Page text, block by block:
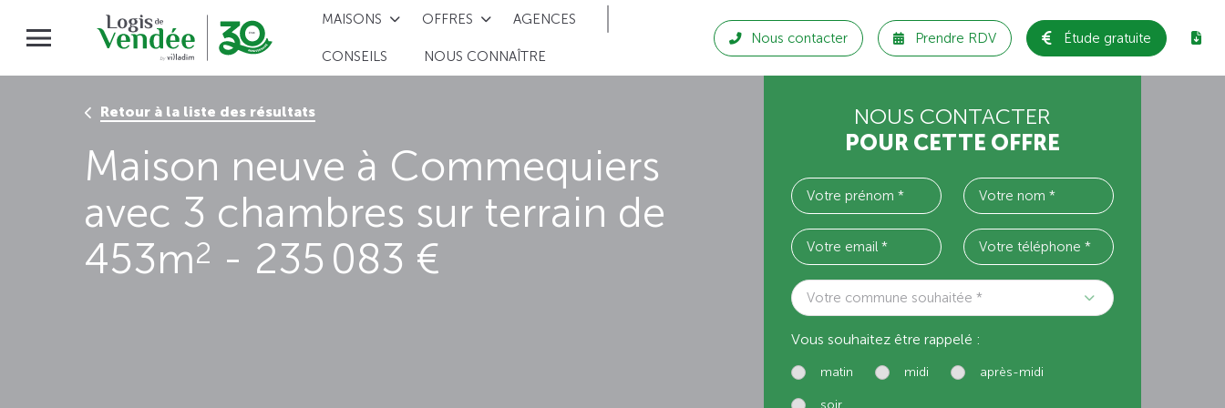
MAISONS OFFRES AGENCES
CONSEILS NOUS CONNAÎTRE
Nous contacter Prendre RDV Étude gratuite
Retour à la liste des résultats
Maison neuve à Commequiers
avec 3 chambres sur terrain de
453m2 - 235 083 €
NOUS CONTACTER
POUR CETTE OFFRE
Votre commune souhaitée *
Vous souhaitez être rappelé :
matin midi après-midi